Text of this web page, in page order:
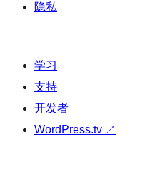
隐私
学习
支持
开发者
WordPress.tv ↗